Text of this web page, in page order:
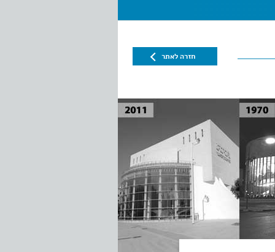
חזרה לאתר